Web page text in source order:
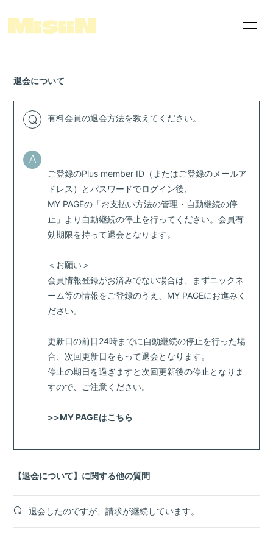
Disco
who's MisiiN ? Merch Shop
Linktree
special photos himitsu movie
会員登録 ログイン
退会について
Q 有料会員の退会方法を教えてください。
A
ご登録のPlus member ID（またはご登録のメールア
ドレス）とパスワードでログイン後、
MY PAGEの「お支払い方法の管理・自動継続の停
止」より自動継続の停止を行ってください。会員有
効期限を持って退会となります。
＜お願い＞
会員情報登録がお済みでない場合は、まずニックネ
ーム等の情報をご登録のうえ、MY PAGEにお進みく
ださい。
更新日の前日24時までに自動継続の停止を行った場
合、次回更新日をもって退会となります。
停止の期日を過ぎますと次回更新後の停止となりま
すので、ご注意ください。
>>MY PAGEはこちら
【退会について】に関する他の質問
Q. 退会したのですが、請求が継続しています。